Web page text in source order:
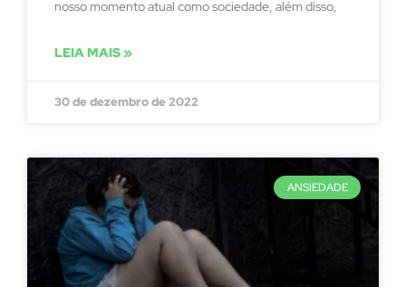
nosso momento atual como sociedade, além disso,
LEIA MAIS »
30 de dezembro de 2022
ANSIEDADE